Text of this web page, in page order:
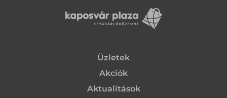
Üzletek
Akciók
Aktualitások